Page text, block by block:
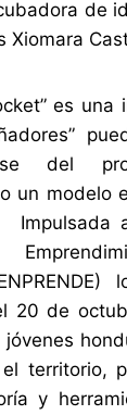
de
Xiomara
es
del
un modelo
Impulsada
20 de
territorio,
y